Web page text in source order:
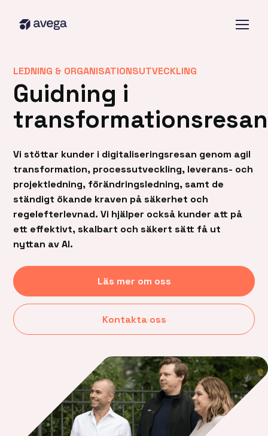
LEDNING & ORGANISATIONSUTVECKLING
Guidning i
transformationsresan
Vi stöttar kunder i digitaliseringsresan genom agil
transformation, processutveckling, leverans- och
projektledning, förändringsledning, samt de
ständigt ökande kraven på säkerhet och
regelefterlevnad. Vi hjälper också kunder att på
ett effektivt, skalbart och säkert sätt få ut
nyttan av AI.
Läs mer om oss
Kontakta oss